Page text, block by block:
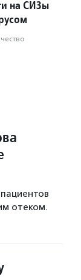
на СИЗы
отеком.